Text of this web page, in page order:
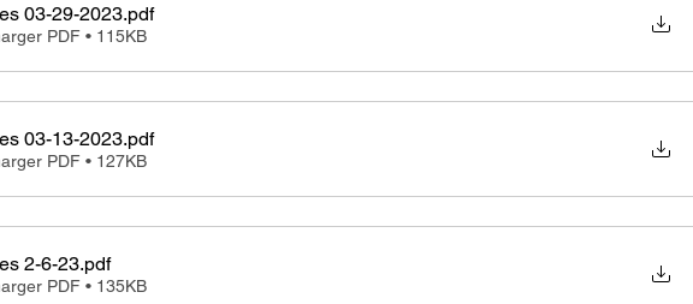
03-29-2023.pdf
PDF • 115KB
03-13-2023.pdf
PDF • 127KB
2-6-23.pdf
PDF • 135KB